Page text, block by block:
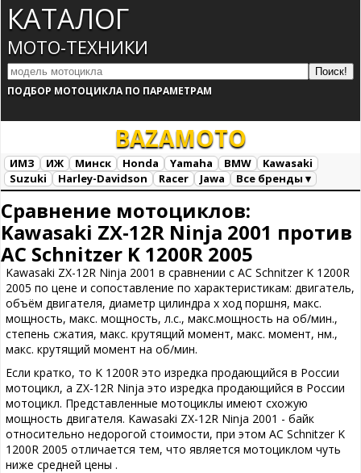
КАТАЛОГ
МОТО-ТЕХНИКИ
ПОДБОР МОТОЦИКЛА ПО ПАРАМЕТРАМ
BAZAMOTO
ИМЗ ИЖ Минск Honda Yamaha BMW
Kawasaki
Suzuki
Harley-Davidson Racer Jawa
Все бренды ▾
Сравнение мотоциклов:
Kawasaki ZX-12R Ninja 2001 против
AC Schnitzer K 1200R 2005
Kawasaki ZX-12R Ninja 2001 в сравнении с AC Schnitzer K 1200R
2005 по цене и сопоставление по характеристикам: двигатель,
объём двигателя, диаметр цилиндра х ход поршня, макс.
мощность, макс. мощность, л.с., макс.мощность на об/мин.,
степень сжатия, макс. крутящий момент, макс. момент, нм.,
макс. крутящий момент на об/мин.
Если кратко, то K 1200R это изредка продающийся в России
мотоцикл, а ZX-12R Ninja это изредка продающийся в России
мотоцикл. Представленные мотоциклы имеют схожую
мощность двигателя. Kawasaki ZX-12R Ninja 2001 - байк
относительно недорогой стоимости, при этом AC Schnitzer K
1200R 2005 отличается тем, что является мотоциклом чуть
ниже средней цены .